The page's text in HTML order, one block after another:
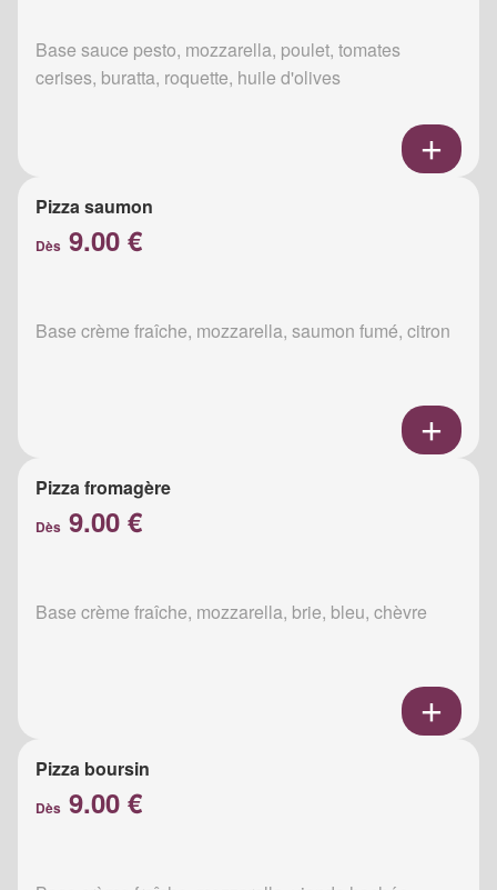
Base sauce pesto, mozzarella, poulet, tomates
cerises, buratta, roquette, huile d'olives
Pizza saumon
Dès 9.00 €
Base crème fraîche, mozzarella, saumon fumé, citron
Pizza fromagère
Dès 9.00 €
Base crème fraîche, mozzarella, brie, bleu, chèvre
Pizza boursin
Dès 9.00 €